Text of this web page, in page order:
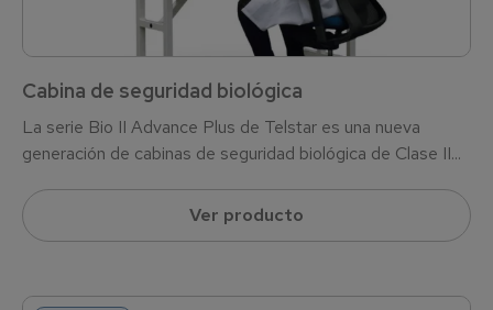
Cabina de seguridad biológica
La serie Bio II Advance Plus de Telstar es una nueva
generación de cabinas de seguridad biológica de Clase II...
Ver producto